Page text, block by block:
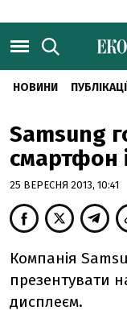
НОВИНИ
Samsung
смартфон
25 ВЕРЕСНЯ 2013, 10:41
Компанія
презентувати
дисплеєм.